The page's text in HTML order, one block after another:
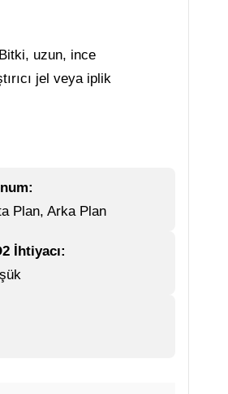
uzun, ince
jel veya iplik
Plan, Arka Plan
İhtiyacı: